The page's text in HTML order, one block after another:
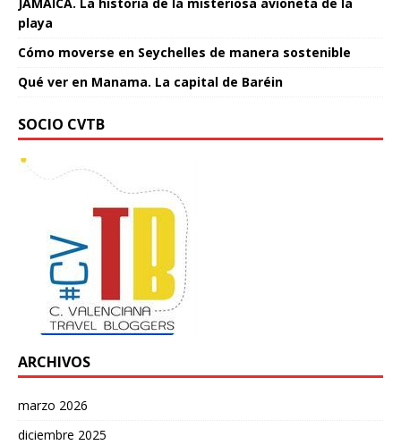
playa
Cómo moverse en Seychelles de manera sostenible
Qué ver en Manama. La capital de Baréin
SOCIO CVTB
ARCHIVOS
marzo 2026
diciembre 2025